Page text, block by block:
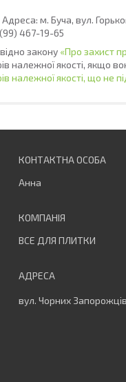
м. Буча, вул.
закону «Про захист
належної якості, якщо
належної якості, що не
Анна
ВСЕ ДЛЯ ПЛИТКИ
вул. Чорних